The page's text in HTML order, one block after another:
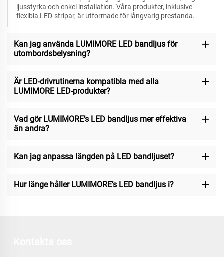
ljusstyrka och enkel installation. Våra produkter, inklusive
flexibla LED-stripar, är utformade för långvarig prestanda.
Kan jag använda LUMIMORE LED bandljus för
utombordsbelysning?
Är LED-drivrutinerna kompatibla med alla
LUMIMORE LED-produkter?
Vad gör LUMIMORE’s LED bandljus mer effektiva
än andra?
Kan jag anpassa längden på LED bandljuset?
Hur länge håller LUMIMORE’s LED bandljus i?